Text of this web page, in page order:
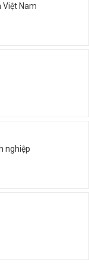
Nam
nghiệp